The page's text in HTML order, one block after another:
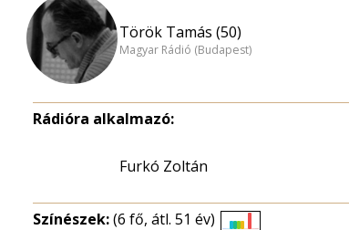
Török Tamás (50)
Magyar Rádió (Budapest)
Rádióra alkalmazó:
Furkó Zoltán
Színészek:(6 fő, átl. 51 év)